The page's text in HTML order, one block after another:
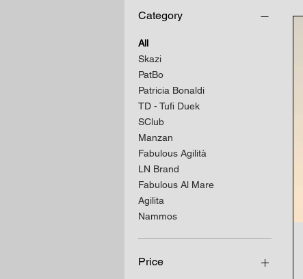
Category
All
Skazi
PatBo
Patricia Bonaldi
TD - Tufi Duek
SClub
Manzan
Fabulous Agilità
LN Brand
Fabulous Al Mare
Agilita
Nammos
Price